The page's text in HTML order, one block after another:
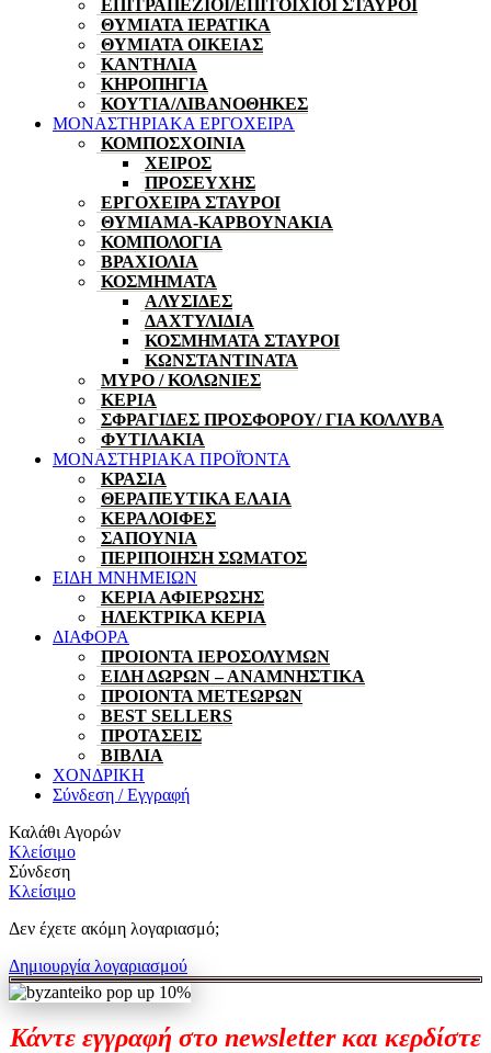
ΕΠΙΤΡΑΠΕΖΙΟΙ/ΕΠΙΤΟΙΧΙΟΙ ΣΤΑΥΡΟΙ
ΘΥΜΙΑΤΑ ΙΕΡΑΤΙΚΑ
ΘΥΜΙΑΤΑ ΟΙΚΕΙΑΣ
ΚΑΝΤΗΛΙΑ
ΚΗΡΟΠΗΓΙΑ
ΚΟΥΤΙΑ/ΛΙΒΑΝΟΘΗΚΕΣ
ΜΟΝΑΣΤΗΡΙΑΚΑ ΕΡΓΟΧΕΙΡΑ
ΚΟΜΠΟΣΧΟΙΝΙΑ
ΧΕΙΡΟΣ
ΠΡΟΣΕΥΧΗΣ
ΕΡΓΟΧΕΙΡΑ ΣΤΑΥΡΟΙ
ΘΥΜΙΑΜΑ-ΚΑΡΒΟΥΝΑΚΙΑ
ΚΟΜΠΟΛΟΓΙΑ
ΒΡΑΧΙΟΛΙΑ
ΚΟΣΜΗΜΑΤΑ
ΑΛΥΣΙΔΕΣ
ΔΑΧΤΥΛΙΔΙΑ
ΚΟΣΜΗΜΑΤΑ ΣΤΑΥΡΟΙ
ΚΩΝΣΤΑΝΤΙΝΑΤΑ
ΜΥΡΟ / ΚΟΛΩΝΙΕΣ
ΚΕΡΙΑ
ΣΦΡΑΓΙΔΕΣ ΠΡΟΣΦΟΡΟΥ/ ΓΙΑ ΚΟΛΛΥΒΑ
ΦΥΤΙΛΑΚΙΑ
ΜΟΝΑΣΤΗΡΙΑΚΑ ΠΡΟΪΌΝΤΑ
ΚΡΑΣΙΑ
ΘΕΡΑΠΕΥΤΙΚΑ ΕΛΑΙΑ
ΚΕΡΑΛΟΙΦΕΣ
ΣΑΠΟΥΝΙΑ
ΠΕΡΙΠΟΙΗΣΗ ΣΩΜΑΤΟΣ
ΕΙΔΗ ΜΝΗΜΕΙΩΝ
ΚΕΡΙΑ ΑΦΙΕΡΩΣΗΣ
ΗΛΕΚΤΡΙΚΑ ΚΕΡΙΑ
ΔΙΑΦΟΡΑ
ΠΡΟΙΟΝΤΑ ΙΕΡΟΣΟΛΥΜΩΝ
ΕΙΔΗ ΔΩΡΩΝ – ΑΝΑΜΝΗΣΤΙΚΑ
ΠΡΟΙΟΝΤΑ ΜΕΤΕΩΡΩΝ
BEST SELLERS
ΠΡΟΤΑΣΕΙΣ
ΒΙΒΛΙΑ
ΧΟΝΔΡΙΚΗ
Σύνδεση / Εγγραφή
Καλάθι Αγορών
Κλείσιμο
Σύνδεση
Κλείσιμο
Δεν έχετε ακόμη λογαριασμό;
Δημιουργία λογαριασμού
Κάντε εγγραφή στο newsletter και κερδίστε